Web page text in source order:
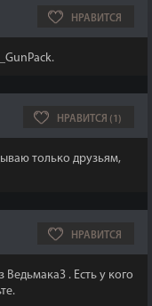
НРАВИТСЯ
НРАВИТСЯ (1)
только друзьям,
НРАВИТСЯ
Ведьмака3 . Есть у кого